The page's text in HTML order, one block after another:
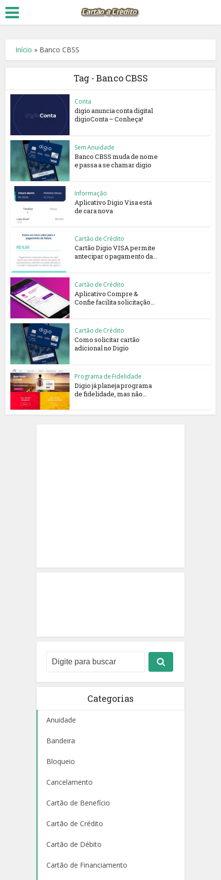
Início » Banco CBSS
Tag - Banco CBSS
Conta
digio anuncia conta digital
digioConta – Conheça!
Sem Anuidade
Banco CBSS muda de nome
e passa a se chamar digio
Informação
Aplicativo Digio Visa está
de cara nova
Cartão de Crédito
Cartão Digio VISA permite
antecipar o pagamento da...
Cartão de Crédito
Aplicativo Compre &
Confie facilita solicitação...
Cartão de Crédito
Como solicitar cartão
adicional no Digio
Programa de Fidelidade
Digio já planeja programa
de fidelidade, mas não...
Categorias
Anuidade
Bandeira
Bloqueio
Cancelamento
Cartão de Benefício
Cartão de Crédito
Cartão de Débito
Cartão de Financiamento